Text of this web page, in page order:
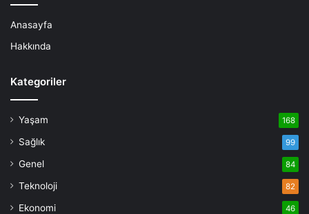
Anasayfa
Hakkında
Kategoriler
Yaşam 168
Sağlık 99
Genel 84
Teknoloji 82
Ekonomi 46